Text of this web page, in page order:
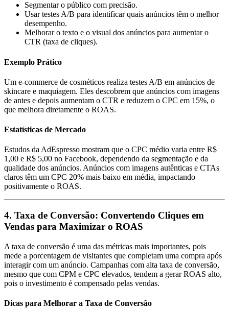
Segmentar o público com precisão.
Usar testes A/B para identificar quais anúncios têm o melhor
desempenho.
Melhorar o texto e o visual dos anúncios para aumentar o
CTR (taxa de cliques).
Exemplo Prático
Um e-commerce de cosméticos realiza testes A/B em anúncios de
skincare e maquiagem. Eles descobrem que anúncios com imagens
de antes e depois aumentam o CTR e reduzem o CPC em 15%, o
que melhora diretamente o ROAS.
Estatísticas de Mercado
Estudos da AdEspresso mostram que o CPC médio varia entre R$
1,00 e R$ 5,00 no Facebook, dependendo da segmentação e da
qualidade dos anúncios. Anúncios com imagens autênticas e CTAs
claros têm um CPC 20% mais baixo em média, impactando
positivamente o ROAS.
4. Taxa de Conversão: Convertendo Cliques em
Vendas para Maximizar o ROAS
A taxa de conversão é uma das métricas mais importantes, pois
mede a porcentagem de visitantes que completam uma compra após
interagir com um anúncio. Campanhas com alta taxa de conversão,
mesmo que com CPM e CPC elevados, tendem a gerar ROAS alto,
pois o investimento é compensado pelas vendas.
Dicas para Melhorar a Taxa de Conversão